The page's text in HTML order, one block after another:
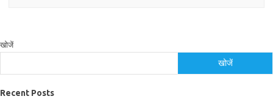
खोजें
खोजें
Recent Posts